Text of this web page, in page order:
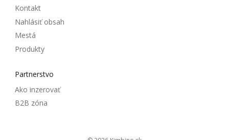
Kontakt
Nahlásiť obsah
Mestá
Produkty
Partnerstvo
Ako inzerovať
B2B zóna